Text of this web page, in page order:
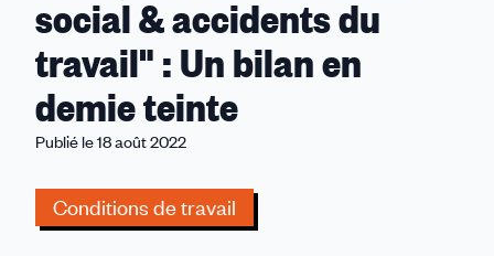
"Bilan
social
&
social & accidents du
travail" : Un bilan en
demie teinte
Publié le 18 août 2022
Conditions de travail